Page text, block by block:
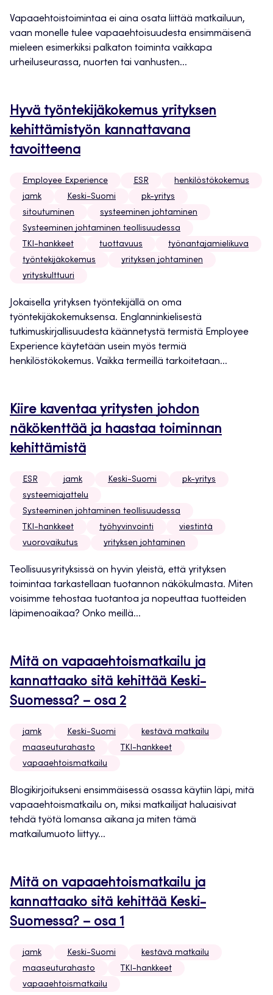
Vapaaehtoistoimintaa ei aina osata liittää matkailuun,
vaan monelle tulee vapaaehtoisuudesta ensimmäisenä
mieleen esimerkiksi palkaton toiminta vaikkapa
urheiluseurassa, nuorten tai vanhusten...
Hyvä työntekijäkokemus yrityksen
kehittämistyön kannattavana
tavoitteena
Employee Experience ESR
henkilöstökokemus
jamk
Keski-Suomi
pk-yritys
sitoutuminen
systeeminen johtaminen
Systeeminen johtaminen teollisuudessa
TKI-hankkeet
tuottavuus
työnantajamielikuva
työntekijäkokemus
yrityksen johtaminen
yrityskulttuuri
Jokaisella yrityksen työntekijällä on oma
työntekijäkokemuksensa. Englanninkielisestä
tutkimuskirjallisuudesta käännetystä termistä Employee
Experience käytetään usein myös termiä
henkilöstökokemus. Vaikka termeillä tarkoitetaan...
Kiire kaventaa yritysten johdon
näkökenttää ja haastaa toiminnan
kehittämistä
ESR jamk Keski-Suomi
pk-yritys
systeemiajattelu
Systeeminen johtaminen teollisuudessa
TKI-hankkeet
työhyvinvointi
viestintä
vuorovaikutus
yrityksen johtaminen
Teollisuusyrityksissä on hyvin yleistä, että yrityksen
toimintaa tarkastellaan tuotannon näkökulmasta. Miten
voisimme tehostaa tuotantoa ja nopeuttaa tuotteiden
läpimenoaikaa? Onko meillä...
Mitä on vapaaehtoismatkailu ja
kannattaako sitä kehittää Keski-
Suomessa? – osa 2
jamk Keski-Suomi
kestävä matkailu
maaseuturahasto
TKI-hankkeet
vapaaehtoismatkailu
Blogikirjoitukseni ensimmäisessä osassa käytiin läpi, mitä
vapaaehtoismatkailu on, miksi matkailijat haluaisivat
tehdä työtä lomansa aikana ja miten tämä
matkailumuoto liittyy...
Mitä on vapaaehtoismatkailu ja
kannattaako sitä kehittää Keski-
Suomessa? – osa 1
jamk Keski-Suomi
kestävä matkailu
maaseuturahasto
TKI-hankkeet
vapaaehtoismatkailu